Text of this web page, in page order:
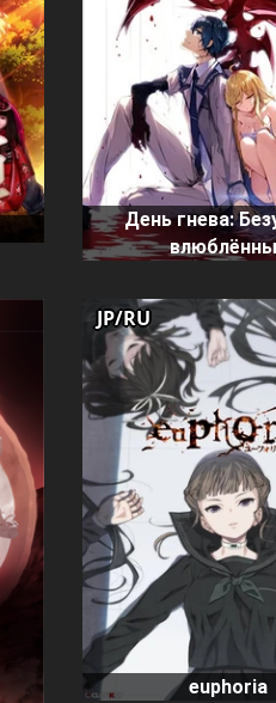
День гнева:
euphoria
JP/RU